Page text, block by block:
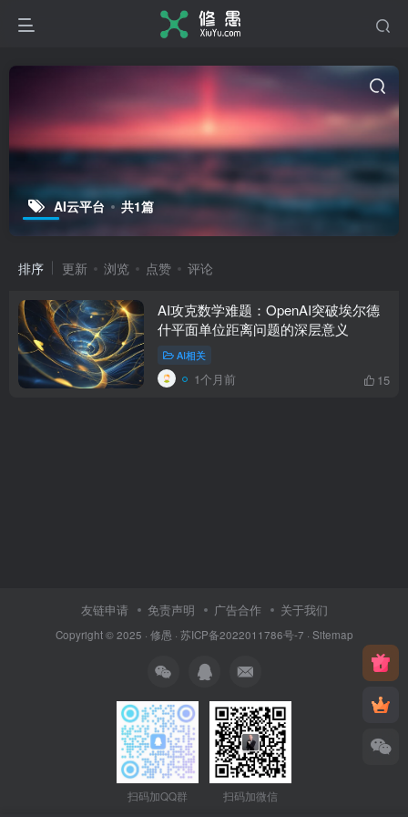
AI云平台 共1篇
排序 更新 浏览 点赞 评论
AI攻克数学难题：OpenAI突破埃尔德
什平面单位距离问题的深层意义
AI相关
1个月前 15
友链申请 免责声明 广告合作 关于我们
Copyright © 2025 · 修愚 · 苏ICP备2022011786号-7 · Sitemap
扫码加QQ群 扫码加微信